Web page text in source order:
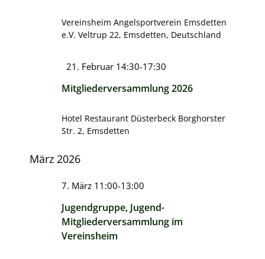
Vereinsheim Angelsportverein Emsdetten
e.V. Veltrup 22, Emsdetten, Deutschland
Mitgliederversammlung 2026
Hervorgehoben
21. Februar 14:30-17:30
Hotel Restaurant Düsterbeck Borghorster
Str. 2, Emsdetten
März 2026
Jugendgruppe, Jugend-
Mitgliederversammlung im
Vereinsheim
7. März 11:00-13:00